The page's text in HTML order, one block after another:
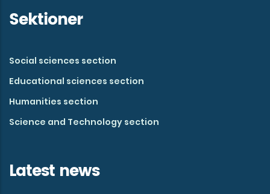
Sektioner
Social sciences section
Educational sciences section
Humanities section
Science and Technology section
Latest news